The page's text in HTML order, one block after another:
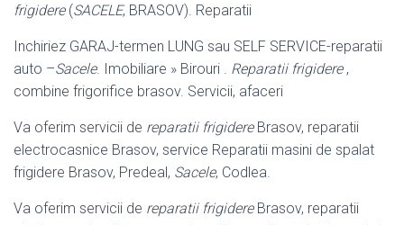
frigidere(SACELE, BRASOV). Reparatii
Inchiriez GARAJ-termen LUNG sau SELF SERVICE-reparatii
auto –Sacele. Imobiliare » Birouri . Reparatii frigidere,
combine frigorifice brasov. Servicii, afaceri
Va oferim servicii de reparatii frigidereBrasov, reparatii
electrocasnice Brasov, service Reparatii masini de spalat
frigidere Brasov, Predeal, Sacele, Codlea.
Va oferim servicii de reparatii frigidereBrasov, reparatii